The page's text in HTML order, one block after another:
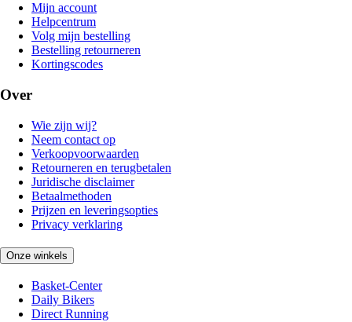
Mijn account
Helpcentrum
Volg mijn bestelling
Bestelling retourneren
Kortingscodes
Over
Wie zijn wij?
Neem contact op
Verkoopvoorwaarden
Retourneren en terugbetalen
Juridische disclaimer
Betaalmethoden
Prijzen en leveringsopties
Privacy verklaring
Onze winkels
Basket-Center
Daily Bikers
Direct Running